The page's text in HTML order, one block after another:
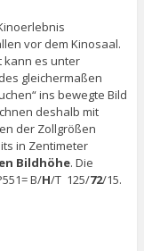
vor dem Kinosaal.
kann es unter
gleichermaßen
ins bewegte Bild
deshalb mit
der Zollgrößen
in Zentimeter
Bildhöhe. Die
B/H/T 125/72/15.